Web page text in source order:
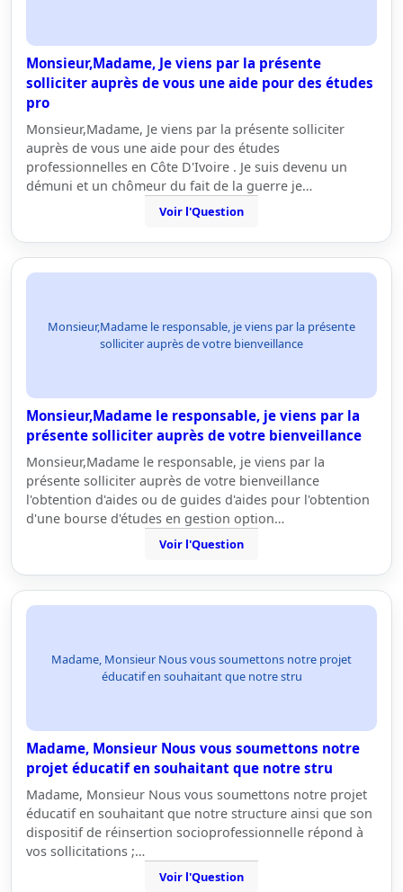
Monsieur,Madame, Je viens par la présente
solliciter auprès de vous une aide pour des études
pro
Monsieur,Madame, Je viens par la présente solliciter
auprès de vous une aide pour des études
professionnelles en Côte D'Ivoire . Je suis devenu un
démuni et un chômeur du fait de la guerre je…
Voir l'Question
Monsieur,Madame le responsable, je viens par la présente
solliciter auprès de votre bienveillance
Monsieur,Madame le responsable, je viens par la
présente solliciter auprès de votre bienveillance
Monsieur,Madame le responsable, je viens par la
présente solliciter auprès de votre bienveillance
l'obtention d'aides ou de guides d'aides pour l'obtention
d'une bourse d'études en gestion option…
Voir l'Question
Madame, Monsieur Nous vous soumettons notre projet
éducatif en souhaitant que notre stru
Madame, Monsieur Nous vous soumettons notre
projet éducatif en souhaitant que notre stru
Madame, Monsieur Nous vous soumettons notre projet
éducatif en souhaitant que notre structure ainsi que son
dispositif de réinsertion socioprofessionnelle répond à
vos sollicitations ;…
Voir l'Question